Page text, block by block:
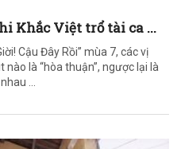
Khắc Việt trổ tài ca ...
Cậu Đây Rồi” mùa 7, các vị
là “hòa thuận”, ngược lại là
...